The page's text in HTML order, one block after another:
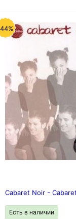
Cabaret Noir -
Есть в наличии